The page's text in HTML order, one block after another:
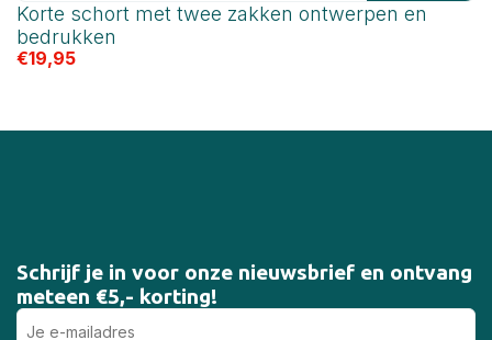
Korte schort met twee zakken ontwerpen en
bedrukken
€19,95
Schrijf je in voor onze nieuwsbrief en ontvang
meteen €5,- korting!